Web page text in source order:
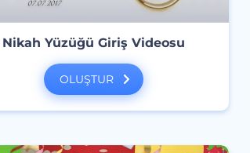
Nikah Yüzüğü Giriş Videosu
OLUŞTUR